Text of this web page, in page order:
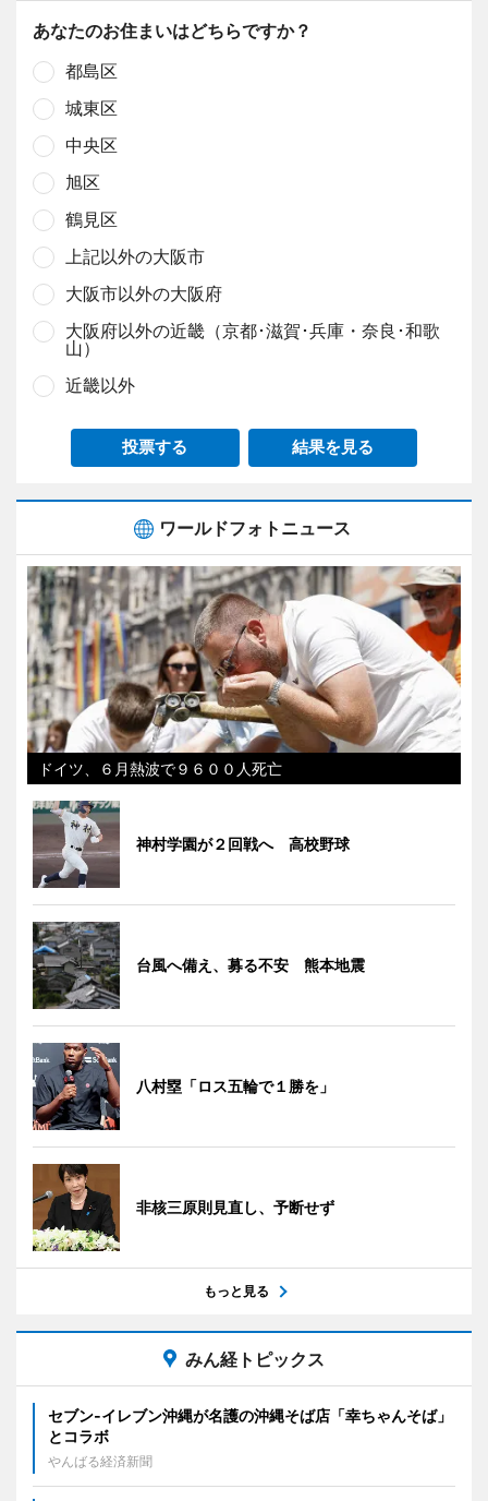
あなたのお住まいはどちらですか？
都島区
城東区
中央区
旭区
鶴見区
上記以外の大阪市
大阪市以外の大阪府
大阪府以外の近畿（京都･滋賀･兵庫・奈良･和歌
山）
近畿以外
投票する 結果を見る
ワールドフォトニュース
ドイツ、６月熱波で９６００人死亡
神村学園が２回戦へ 高校野球
台風へ備え、募る不安 熊本地震
八村塁「ロス五輪で１勝を」
非核三原則見直し、予断せず
もっと見る
みん経トピックス
セブン‐イレブン沖縄が名護の沖縄そば店「幸ちゃんそば」
とコラボ
やんばる経済新聞